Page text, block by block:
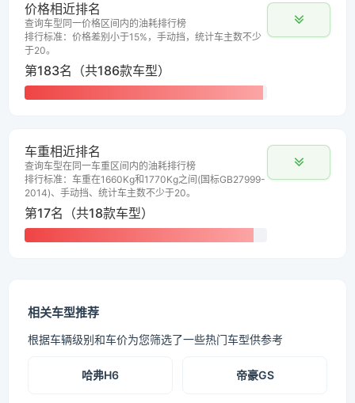
价格相近排名
查询车型同一价格区间内的油耗排行榜
排行标准：价格差别小于15%，手动挡，统计车主数不少
于20。
第183名（共186款车型）
车重相近排名
查询车型在同一车重区间内的油耗排行榜
排行标准：车重在1660Kg和1770Kg之间(国标GB27999-
2014)、手动挡、统计车主数不少于20。
第17名（共18款车型）
相关车型推荐
根据车辆级别和车价为您筛选了一些热门车型供参考
哈弗H6 帝豪GS